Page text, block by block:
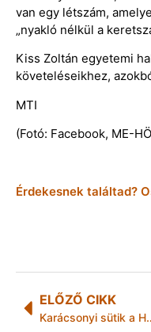
van egy létszám,
„nyakló nélkül a
Kiss Zoltán egyetemi
követeléseikhez,
MTI
(Fotó: Facebook, ME-
Érdekesnek találtad?
ELŐZŐ CIKK